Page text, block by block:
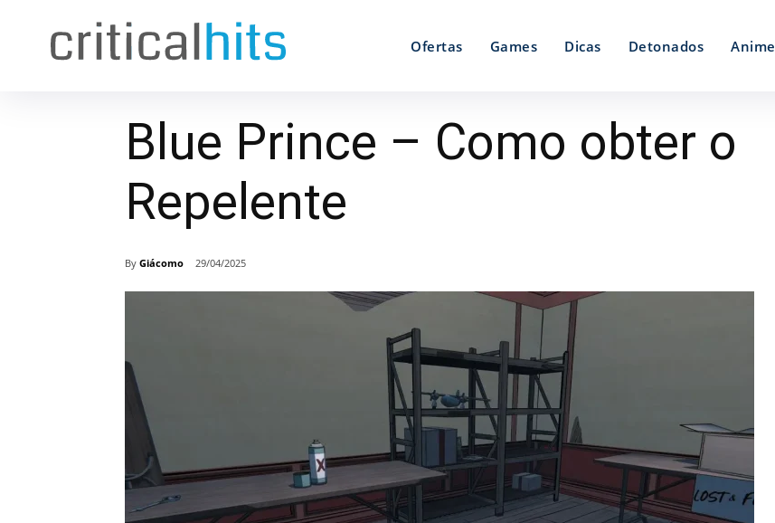
Ofertas Games Dicas Detonados Anime
Blue Prince – Como obter o
Repelente
By Giácomo 29/04/2025